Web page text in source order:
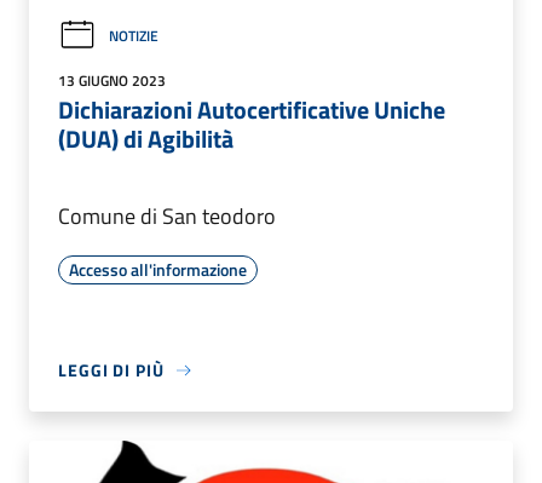
NOTIZIE
13 GIUGNO 2023
Dichiarazioni Autocertificative Uniche
(DUA) di Agibilità
Comune di San teodoro
Accesso all'informazione
LEGGI DI PIÙ